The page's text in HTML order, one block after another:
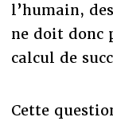
l’humain,
ne doit donc
calcul de
Cette